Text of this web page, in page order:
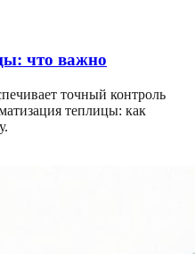
что важно
точный контроль
теплицы: как